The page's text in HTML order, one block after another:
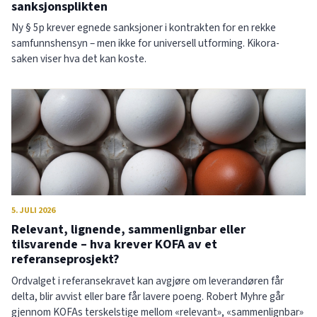
sanksjonsplikten
Ny § 5p krever egnede sanksjoner i kontrakten for en rekke
samfunnshensyn – men ikke for universell utforming. Kikora-
saken viser hva det kan koste.
5. JULI 2026
Relevant, lignende, sammenlignbar eller
tilsvarende – hva krever KOFA av et
referanseprosjekt?
Ordvalget i referansekravet kan avgjøre om leverandøren får
delta, blir avvist eller bare får lavere poeng. Robert Myhre går
gjennom KOFAs terskelstige mellom «relevant», «sammenlignbar»